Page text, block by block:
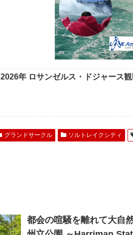
2026年 ロサンゼルス・ドジャース
グランドサークル ソルトレイクシティ
都会の喧騒を離れて大自